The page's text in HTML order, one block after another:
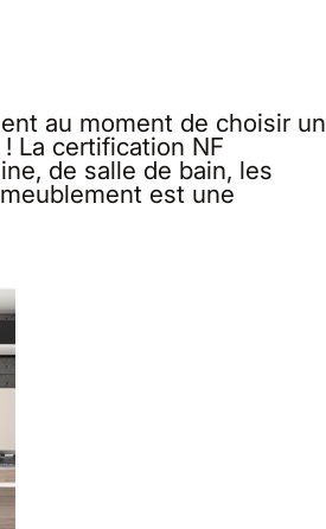
au moment de choisir un
La certification NF
de salle de bain, les
est une